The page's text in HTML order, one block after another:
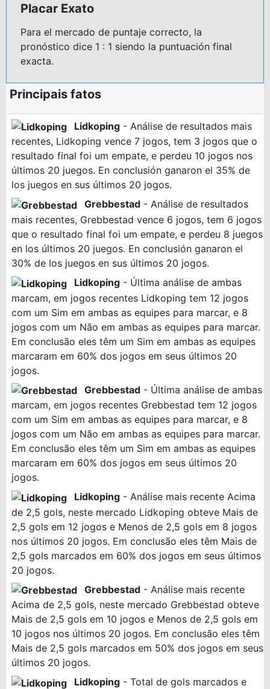
Placar Exato
Para el mercado de puntaje correcto, la
pronóstico dice 1 : 1 siendo la puntuación final
exacta.
Principais fatos
Lidkoping - Análise de resultados mais
recentes, Lidkoping vence 7 jogos, tem 3 jogos que o
resultado final foi um empate, e perdeu 10 jogos nos
últimos 20 juegos. En conclusión ganaron el 35% de
los juegos en sus últimos 20 jogos.
Grebbestad - Análise de resultados
mais recentes, Grebbestad vence 6 jogos, tem 6 jogos
que o resultado final foi um empate, e perdeu 8 juegos
en los últimos 20 juegos. En conclusión ganaron el
30% de los juegos en sus últimos 20 jogos.
Lidkoping - Última análise de ambas
marcam, em jogos recentes Lidkoping tem 12 jogos
com um Sim em ambas as equipes para marcar, e 8
jogos com um Não em ambas as equipes para marcar.
Em conclusão eles têm um Sim em ambas as equipes
marcaram em 60% dos jogos em seus últimos 20
jogos.
Grebbestad - Última análise de ambas
marcam, em jogos recentes Grebbestad tem 12 jogos
com um Sim em ambas as equipes para marcar, e 8
jogos com um Não em ambas as equipes para marcar.
Em conclusão eles têm um Sim em ambas as equipes
marcaram em 60% dos jogos em seus últimos 20
jogos.
Lidkoping - Análise mais recente Acima
de 2,5 gols, neste mercado Lidkoping obteve Mais de
2,5 gols em 12 jogos e Menos de 2,5 gols em 8 jogos
nos últimos 20 jogos. Em conclusão eles têm Mais de
2,5 gols marcados em 60% dos jogos em seus últimos
20 jogos.
Grebbestad - Análise mais recente
Acima de 2,5 gols, neste mercado Grebbestad obteve
Mais de 2,5 gols em 10 jogos e Menos de 2,5 gols em
10 jogos nos últimos 20 jogos. Em conclusão eles têm
Mais de 2,5 gols marcados em 50% dos jogos em seus
últimos 20 jogos.
Lidkoping - Total de gols marcados e